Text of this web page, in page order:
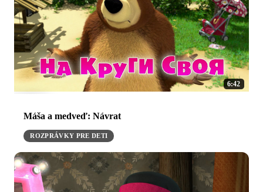
6:42
Máša a medveď: Návrat
ROZPRÁVKY PRE DETI